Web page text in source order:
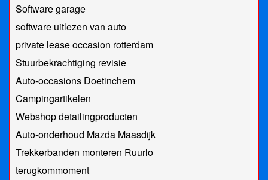
Software garage
software uitlezen van auto
private lease occasion rotterdam
Stuurbekrachtiging revisie
Auto-occasions Doetinchem
Campingartikelen
Webshop detailingproducten
Auto-onderhoud Mazda Maasdijk
Trekkerbanden monteren Ruurlo
terugkommoment